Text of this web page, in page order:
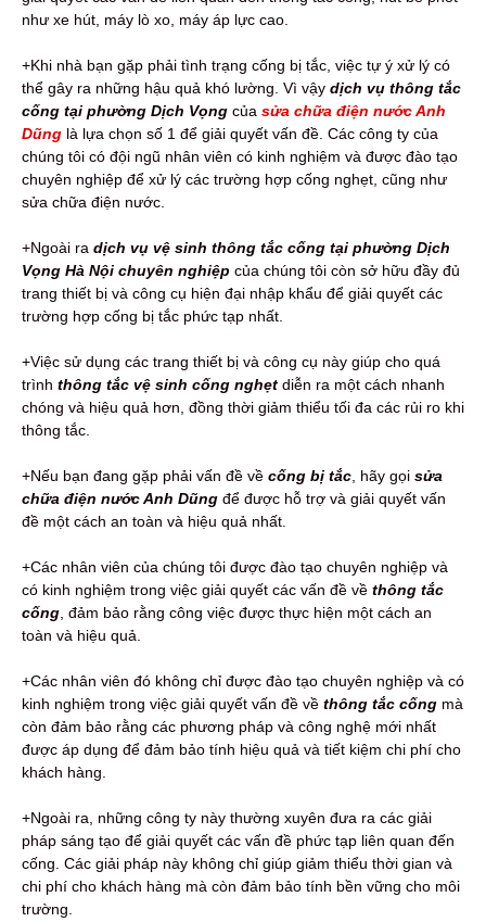
như xe hút, máy lò xo, máy áp lực cao.
+Khi nhà bạn gặp phải tình trạng cống bị tắc, việc tự ý xử lý có
thể gây ra những hậu quả khó lường. Vì vậy dịch vụ thông tắc
cống tại phường Dịch Vọng của sửa chữa điện nước Anh
Dũng là lựa chọn số 1 để giải quyết vấn đề. Các công ty của
chúng tôi có đội ngũ nhân viên có kinh nghiệm và được đào tạo
chuyên nghiệp để xử lý các trường hợp cống nghẹt, cũng như
sửa chữa điện nước.
+Ngoài ra dịch vụ vệ sinh thông tắc cống tại phường Dịch
Vọng Hà Nội chuyên nghiệp của chúng tôi còn sở hữu đầy đủ
trang thiết bị và công cụ hiện đại nhập khẩu để giải quyết các
trường hợp cống bị tắc phức tạp nhất.
+Việc sử dụng các trang thiết bị và công cụ này giúp cho quá
trình thông tắc vệ sinh cống nghẹt diễn ra một cách nhanh
chóng và hiệu quả hơn, đồng thời giảm thiểu tối đa các rủi ro khi
thông tắc.
+Nếu bạn đang gặp phải vấn đề về cống bị tắc , hãy gọi sửa
chữa điện nước Anh Dũng để được hỗ trợ và giải quyết vấn
đề một cách an toàn và hiệu quả nhất.
+Các nhân viên của chúng tôi được đào tạo chuyên nghiệp và
có kinh nghiệm trong việc giải quyết các vấn đề về thông tắc
cống , đảm bảo rằng công việc được thực hiện một cách an
toàn và hiệu quả.
+Các nhân viên đó không chỉ được đào tạo chuyên nghiệp và có
kinh nghiệm trong việc giải quyết vấn đề về thông tắc cống mà
còn đảm bảo rằng các phương pháp và công nghệ mới nhất
được áp dụng để đảm bảo tính hiệu quả và tiết kiệm chi phí cho
khách hàng.
+Ngoài ra, những công ty này thường xuyên đưa ra các giải
pháp sáng tạo để giải quyết các vấn đề phức tạp liên quan đến
cống. Các giải pháp này không chỉ giúp giảm thiểu thời gian và
chi phí cho khách hàng mà còn đảm bảo tính bền vững cho môi
trường.